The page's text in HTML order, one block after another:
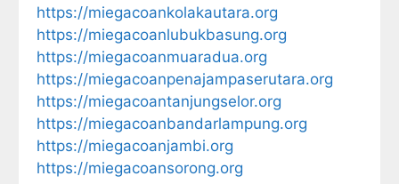
https://miegacoankolakautara.org
https://miegacoanlubukbasung.org
https://miegacoanmuaradua.org
https://miegacoanpenajampaserutara.org
https://miegacoantanjungselor.org
https://miegacoanbandarlampung.org
https://miegacoanjambi.org
https://miegacoansorong.org